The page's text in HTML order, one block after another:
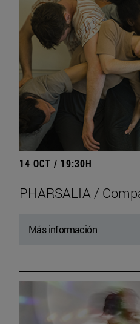
14 OCT / 19:30H
PHARSALIA /
Más información